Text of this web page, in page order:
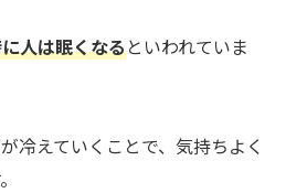
人は眠くなるといわれていま
冷えていくことで、気持ちよく